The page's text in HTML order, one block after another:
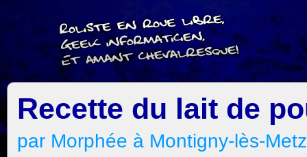
Recette du lait de
par Morphée à Montigny-lès-